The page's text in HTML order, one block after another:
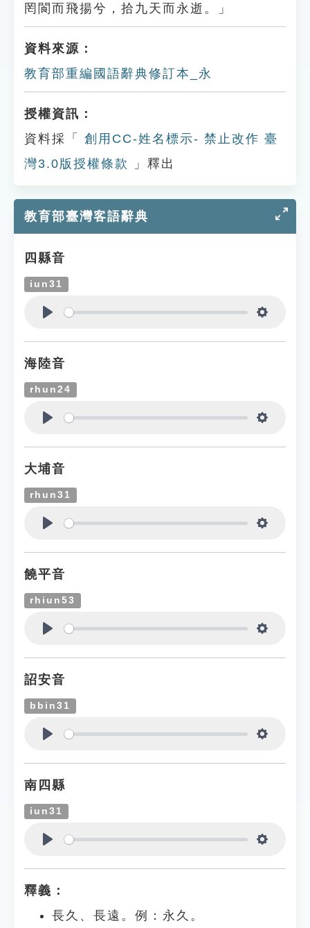
罔閬而飛揚兮，拾九天而永逝。」
資料來源：
教育部重編國語辭典修訂本_永
授權資訊：
資料採「
創用CC-姓名標示- 禁止改作 臺
灣3.0版授權條款
」釋出
教育部臺灣客語辭典
四縣音
iun31
海陸音
rhun24
大埔音
rhun31
饒平音
rhiun53
詔安音
bbin31
南四縣
iun31
釋義：
長久、長遠。例：永久。